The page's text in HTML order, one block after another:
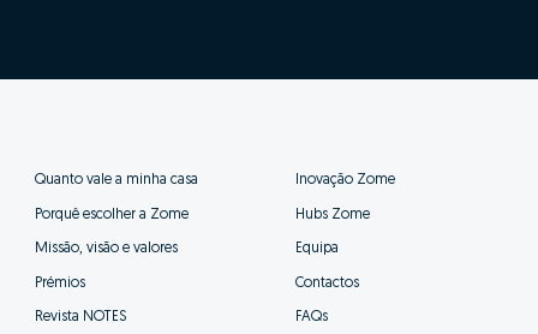
Quanto vale a minha casa
Porquê escolher a Zome
Missão, visão e valores
Prémios
Revista NOTES
Inovação Zome
Hubs Zome
Equipa
Contactos
FAQs